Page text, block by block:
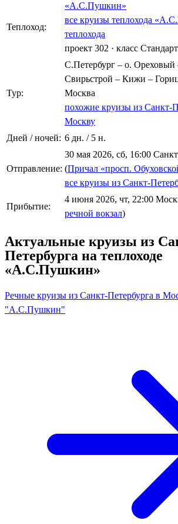
Теплоход:
«А.С.Пушкин»
все круизы теплохода
теплохода
проект 302 · класс Стандарт
Тур:
С.Петербург – о.
Свирьстрой – Кижи –
Москва
похожие круизы из Санкт-
Москву
Дней / ночей: 6 дн. / 5 н.
Отправление:
30 мая 2026, сб, 16:00
(Причал «просп.
все круизы из Санкт-
Прибытие:
4 июня 2026, чт, 22:00
речной вокзал)
Актуальные круизы из
Петербурга на теплоходе
«А.С.Пушкин»
Речные круизы из Санкт-Петербурга в
"А.С.Пушкин"